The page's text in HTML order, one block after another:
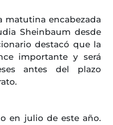
matutina encabezada
Sheinbaum desde
destacó que la
importante y será
antes del plazo
en julio de este año.